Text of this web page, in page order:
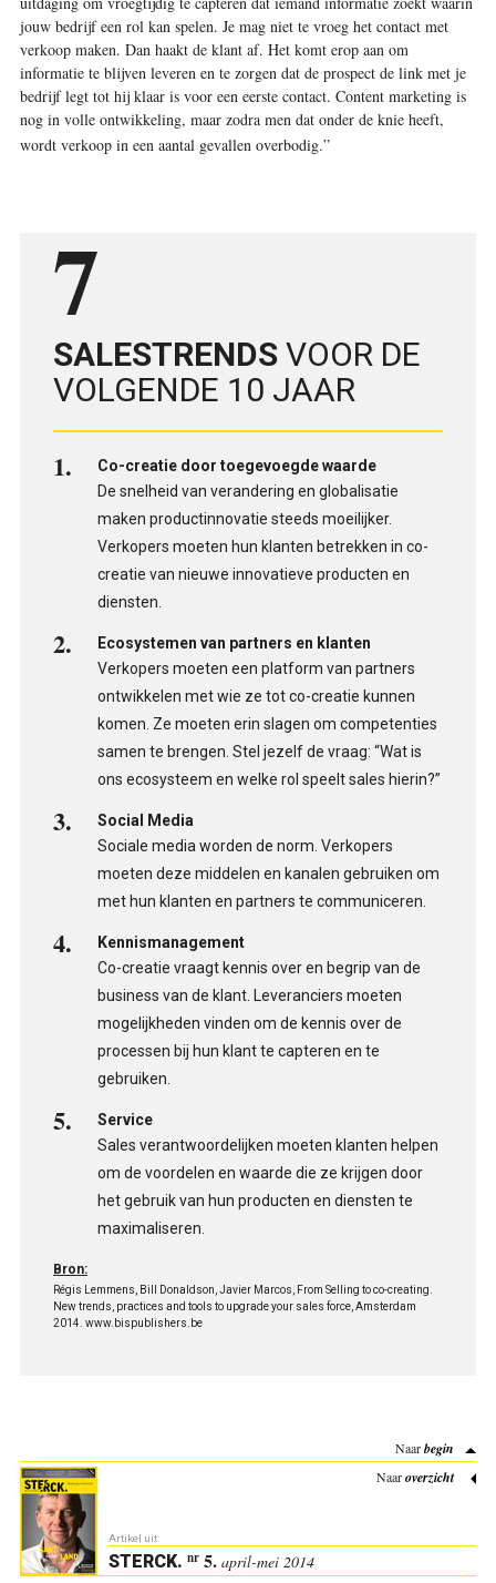
jouw bedrijf een rol kan spelen. Je mag niet te vroeg het contact met
verkoop maken. Dan haakt de klant af. Het komt erop aan om
informatie te blijven leveren en te zorgen dat de prospect de link met je
bedrijf legt tot hij klaar is voor een eerste contact. Content marketing is
nog in volle ontwikkeling, maar zodra men dat onder de knie heeft,
wordt verkoop in een aantal gevallen overbodig.”
7
SALESTRENDSVOOR DE
VOLGENDE 10 JAAR
Co-creatie door toegevoegde waarde
De snelheid van verandering en globalisatie
maken productinnovatie steeds moeilijker.
Verkopers moeten hun klanten betrekken in co-
creatie van nieuwe innovatieve producten en
diensten.
Ecosystemen van partners en klanten
Verkopers moeten een platform van partners
ontwikkelen met wie ze tot co-creatie kunnen
komen. Ze moeten erin slagen om competenties
samen te brengen. Stel jezelf de vraag: “Wat is
ons ecosysteem en welke rol speelt sales hierin?”
Social Media
Sociale media worden de norm. Verkopers
moeten deze middelen en kanalen gebruiken om
met hun klanten en partners te communiceren.
Kennismanagement
Co-creatie vraagt kennis over en begrip van de
business van de klant. Leveranciers moeten
mogelijkheden vinden om de kennis over de
processen bij hun klant te capteren en te
gebruiken.
Service
Sales verantwoordelijken moeten klanten helpen
om de voordelen en waarde die ze krijgen door
het gebruik van hun producten en diensten te
maximaliseren.
Bron:
Régis Lemmens, Bill Donaldson, Javier Marcos, From Selling to co-creating.
New trends, practices and tools to upgrade your sales force, Amsterdam
2014. www.bispublishers.be
Naarbegin
Naaroverzicht
Artikel uit:
STERCK. nr5. april-mei 2014